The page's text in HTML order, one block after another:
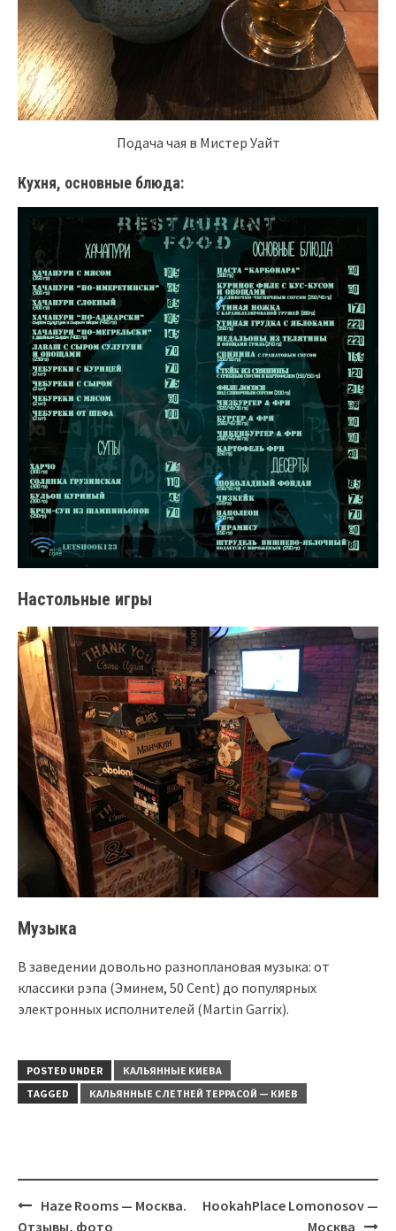
Подача чая в Мистер Уайт
Кухня, основные блюда:
Настольные игры
Музыка
В заведении довольно разноплановая музыка: от
классики рэпа (Эминем, 50 Cent) до популярных
электронных исполнителей (Martin Garrix).
POSTED UNDER
КАЛЬЯННЫЕ КИЕВА
TAGGED
КАЛЬЯННЫЕ С ЛЕТНЕЙ ТЕРРАСОЙ — КИЕВ
PostHaze Rooms — Москва.
Отзывы, фото
HookahPlace Lomonosov —
Москва